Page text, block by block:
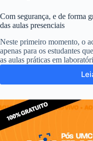
Com segurança, e de forma
das aulas presenciais
Neste primeiro momento, o
apenas para os estudantes
as aulas práticas em